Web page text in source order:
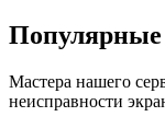
Мастера нашего
неисправности